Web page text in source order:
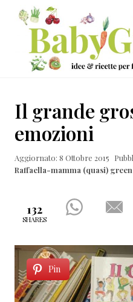
Menu
Passa
contenuto
principale
Passa
laterale
primaria
Passa
ricette
per
famiglie
Il grande
emozioni
Aggiornato: 8 Ottobre 2015
Raffaella-mamma (quasi) green
132
SHARES
Pin